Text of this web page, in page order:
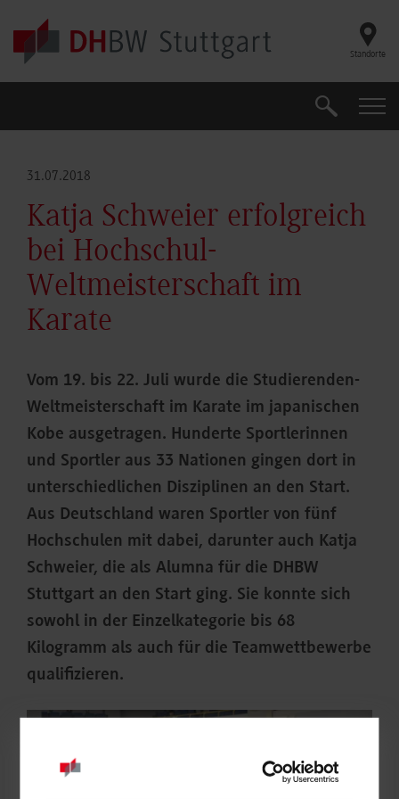
Skip to main content
Standorte
Suche
31.07.2018
Katja Schweier erfolgreich
bei Hochschul-
Weltmeisterschaft im
Karate
Vom 19. bis 22. Juli wurde die Studierenden-
Weltmeisterschaft im Karate im japanischen
Kobe ausgetragen. Hunderte Sportlerinnen
und Sportler aus 33 Nationen gingen dort in
unterschiedlichen Disziplinen an den Start.
Aus Deutschland waren Sportler von fünf
Hochschulen mit dabei, darunter auch Katja
Schweier, die als Alumna für die DHBW
Stuttgart an den Start ging. Sie konnte sich
sowohl in der Einzelkategorie bis 68
Kilogramm als auch für die Teamwettbewerbe
qualifizieren.